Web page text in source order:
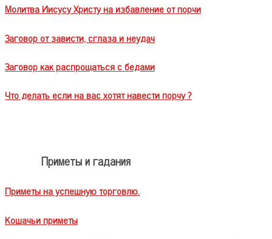
Молитва Иисусу Христу на избавление от порчи
Заговор от зависти, сглаза и неудач
Заговор как распрощаться с бедами
Что делать если на вас хотят навести порчу ?
Приметы и гадания
Приметы на успешную торговлю.
Кошачьи приметы